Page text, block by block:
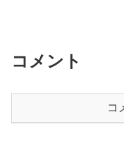
コメント
コ